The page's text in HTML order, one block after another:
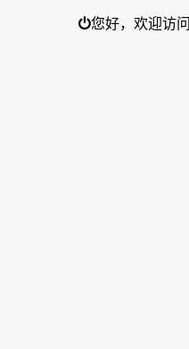
您好，欢迎访